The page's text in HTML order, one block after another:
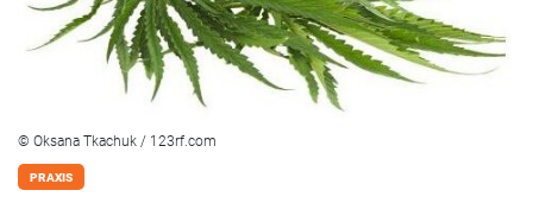
© Oksana Tkachuk / 123rf.com
PRAXIS